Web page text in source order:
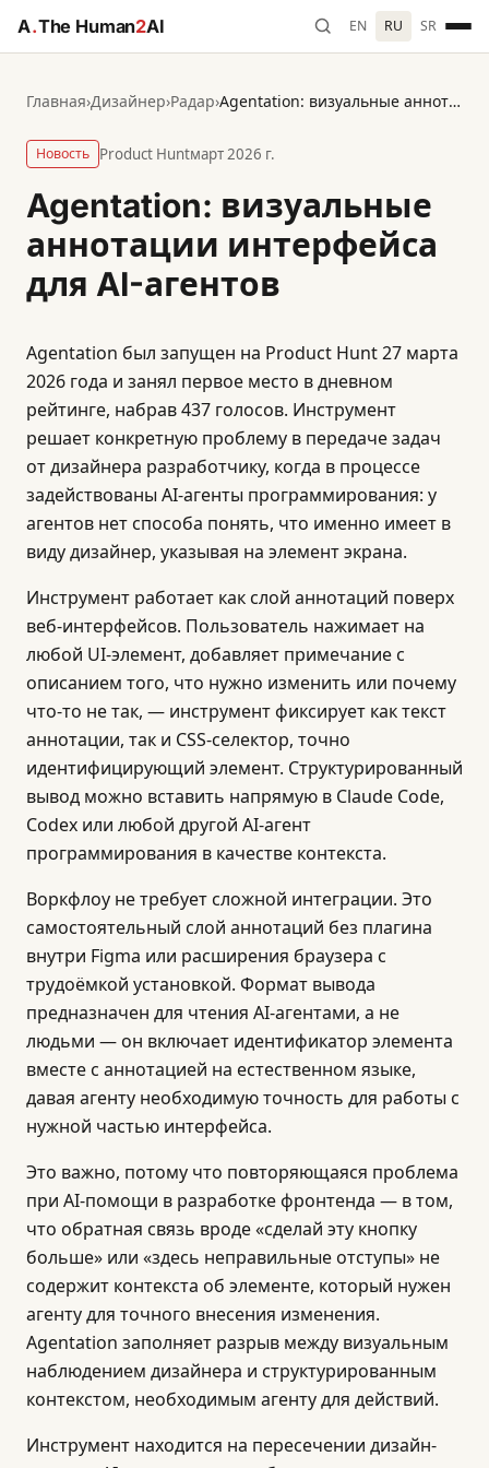
A.The Human2AI EN RU SR
Главная›Дизайнер›Радар› Agentation: визуальные аннотации интерфейса для AI-агентов
Новость Product Huntмарт 2026 г.
Agentation: визуальные
аннотации интерфейса
для AI-агентов
Agentation был запущен на Product Hunt 27 марта
2026 года и занял первое место в дневном
рейтинге, набрав 437 голосов. Инструмент
решает конкретную проблему в передаче задач
от дизайнера разработчику, когда в процессе
задействованы AI-агенты программирования: у
агентов нет способа понять, что именно имеет в
виду дизайнер, указывая на элемент экрана.
Инструмент работает как слой аннотаций поверх
веб-интерфейсов. Пользователь нажимает на
любой UI-элемент, добавляет примечание с
описанием того, что нужно изменить или почему
что-то не так, — инструмент фиксирует как текст
аннотации, так и CSS-селектор, точно
идентифицирующий элемент. Структурированный
вывод можно вставить напрямую в Claude Code,
Codex или любой другой AI-агент
программирования в качестве контекста.
Воркфлоу не требует сложной интеграции. Это
самостоятельный слой аннотаций без плагина
внутри Figma или расширения браузера с
трудоёмкой установкой. Формат вывода
предназначен для чтения AI-агентами, а не
людьми — он включает идентификатор элемента
вместе с аннотацией на естественном языке,
давая агенту необходимую точность для работы с
нужной частью интерфейса.
Это важно, потому что повторяющаяся проблема
при AI-помощи в разработке фронтенда — в том,
что обратная связь вроде «сделай эту кнопку
больше» или «здесь неправильные отступы» не
содержит контекста об элементе, который нужен
агенту для точного внесения изменения.
Agentation заполняет разрыв между визуальным
наблюдением дизайнера и структурированным
контекстом, необходимым агенту для действий.
Инструмент находится на пересечении дизайн-